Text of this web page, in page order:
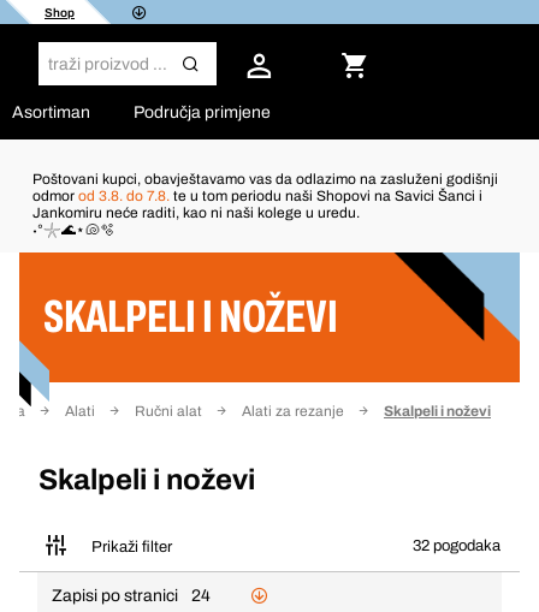
Shop
Asortiman Područja primjene
Poštovani kupci, obavještavamo vas da odlazimo na zasluženi godišnji
odmor od 3.8. do 7.8. te u tom periodu naši Shopovi na Savici Šanci i
Jankomiru neće raditi, kao ni naši kolege u uredu.
˖°𓇼🌊⋆🐚🫧
SKALPELI I NOŽEVI
Alati Ručni alat Alati za rezanje Skalpeli i noževi
Skalpeli i noževi
Prikaži filter 32 pogodaka
Filter
Zapisi po stranici
24